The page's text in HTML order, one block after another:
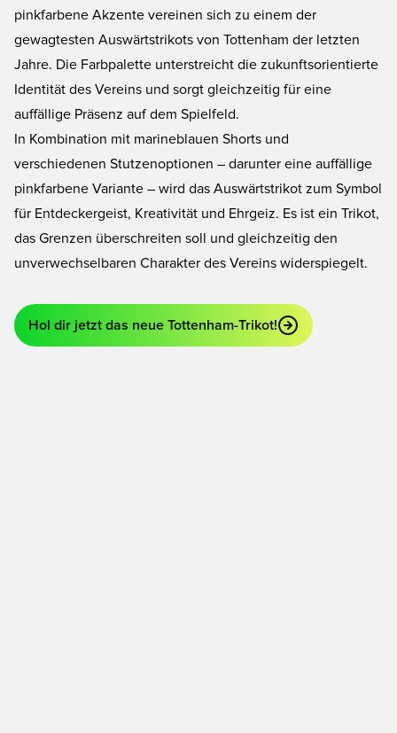
pinkfarbene Akzente vereinen sich zu einem der
gewagtesten Auswärtstrikots von Tottenham der letzten
Jahre. Die Farbpalette unterstreicht die zukunftsorientierte
Identität des Vereins und sorgt gleichzeitig für eine
auffällige Präsenz auf dem Spielfeld.
In Kombination mit marineblauen Shorts und
verschiedenen Stutzenoptionen – darunter eine auffällige
pinkfarbene Variante – wird das Auswärtstrikot zum Symbol
für Entdeckergeist, Kreativität und Ehrgeiz. Es ist ein Trikot,
das Grenzen überschreiten soll und gleichzeitig den
unverwechselbaren Charakter des Vereins widerspiegelt.
Hol dir jetzt das neue Tottenham-Trikot!